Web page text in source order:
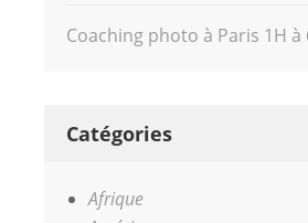
Coaching photo à Paris 1H à
Catégories
Afrique